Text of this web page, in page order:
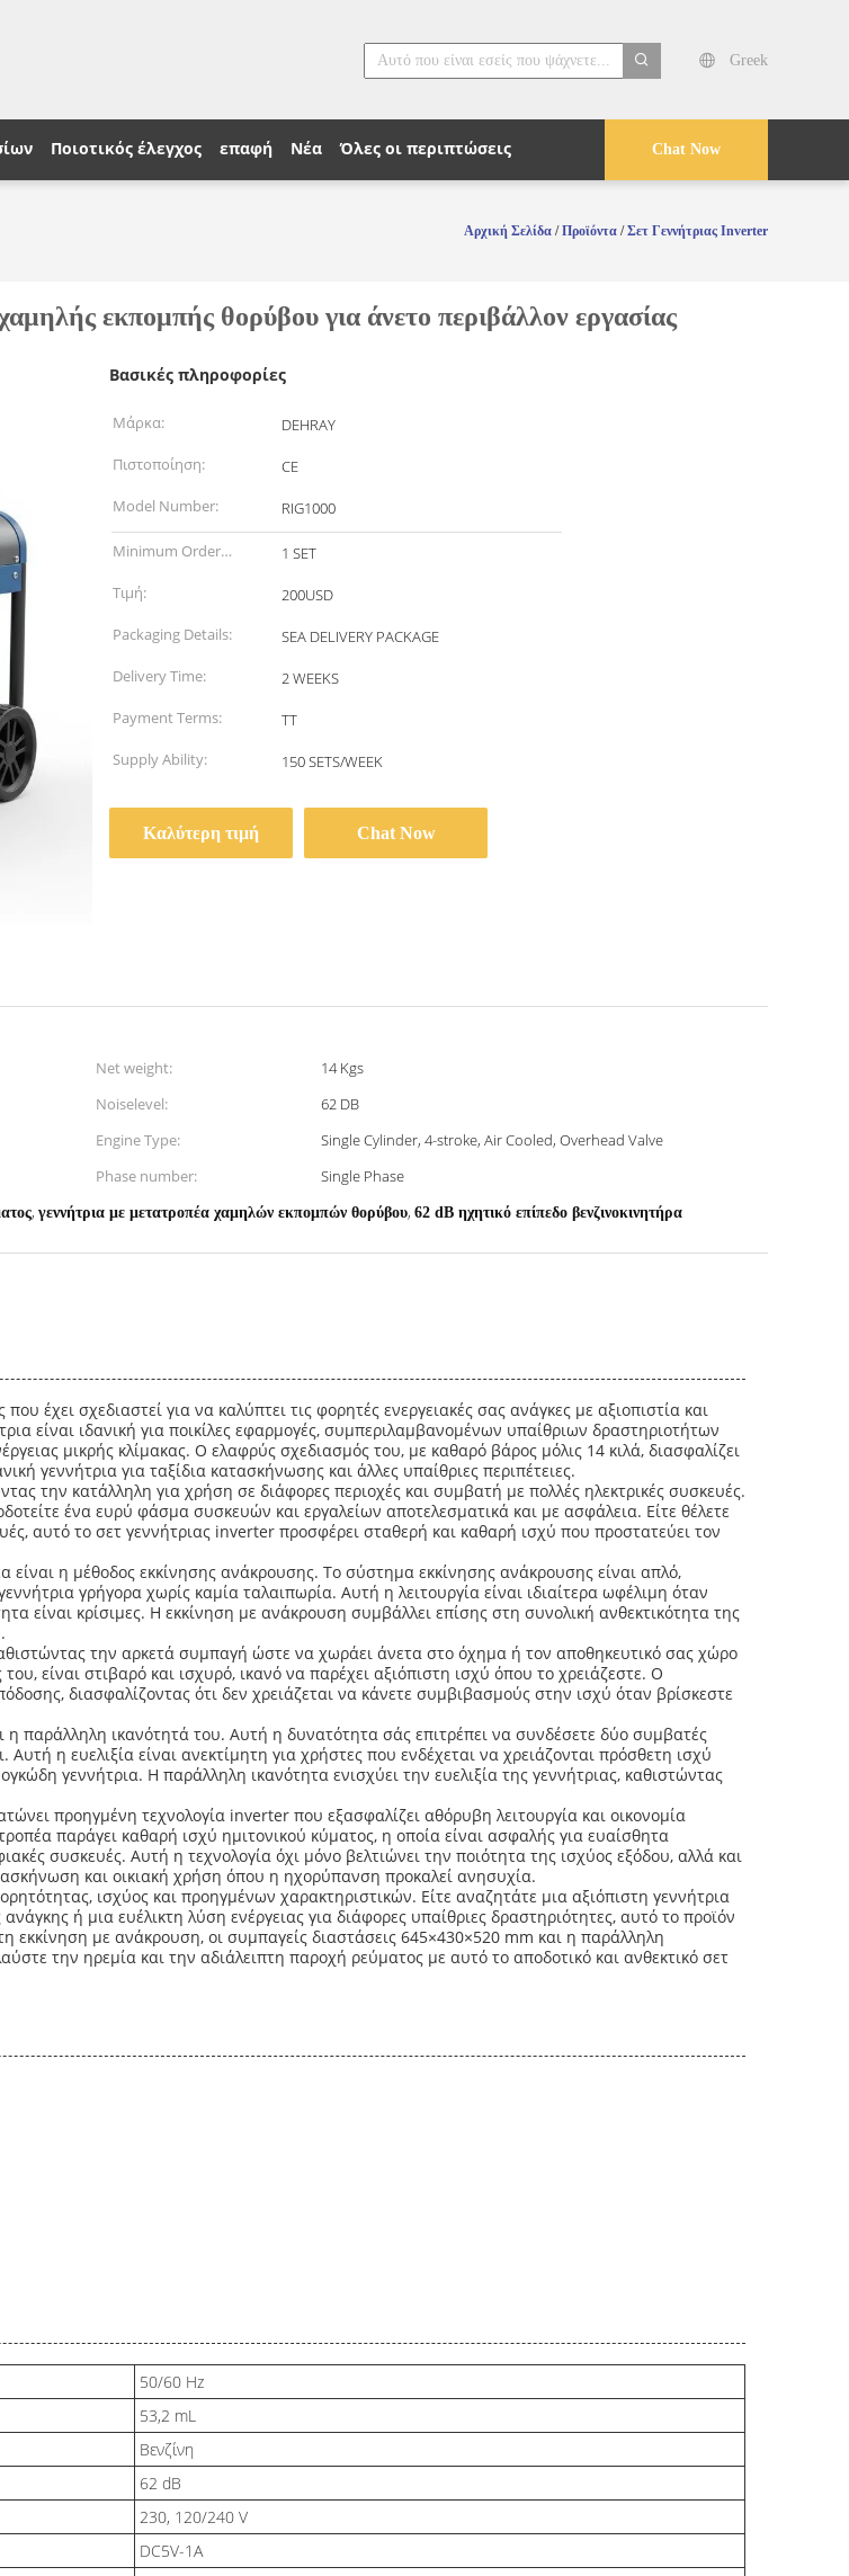
Greek
Chat Now
Ποιοτικός έλεγχος επαφή Νέα Όλες οι περιπτώσεις
Αρχική Σελίδα /Προϊόντα /Σετ Γεννήτριας Inverter
εκπομπής θορύβου για άνετο περιβάλλον εργασίας
Βασικές πληροφορίες
Μάρκα:
DEHRAY
Πιστοποίηση:
CE
Model Number:
RIG1000
Minimum Order
Quantity:
1 SET
Τιμή:
200USD
Packaging Details:
SEA DELIVERY PACKAGE
Delivery Time:
2 WEEKS
Payment Terms:
TT
Supply Ability:
150 SETS/WEEK
Καλύτερη τιμή Chat Now
Net weight:
14 Kgs
Noiselevel:
62 DB
Engine Type:
Single Cylinder, 4-stroke, Air Cooled, Overhead Valve
Phase number:
Single Phase
, γεννήτρια με μετατροπέα χαμηλών εκπομπών θορύβου, 62 dB ηχητικό επίπεδο βενζινοκινητήρα
έχει σχεδιαστεί για να καλύπτει τις φορητές ενεργειακές σας ανάγκες με αξιοπιστία και
είναι ιδανική για ποικίλες εφαρμογές, συμπεριλαμβανομένων υπαίθριων δραστηριοτήτων
μικρής κλίμακας. Ο ελαφρύς σχεδιασμός του, με καθαρό βάρος μόλις 14 κιλά, διασφαλίζει
γεννήτρια για ταξίδια κατασκήνωσης και άλλες υπαίθριες περιπέτειες.
την κατάλληλη για χρήση σε διάφορες περιοχές και συμβατή με πολλές ηλεκτρικές συσκευές.
ένα ευρύ φάσμα συσκευών και εργαλείων αποτελεσματικά και με ασφάλεια. Είτε θέλετε
αυτό το σετ γεννήτριας inverter προσφέρει σταθερή και καθαρή ισχύ που προστατεύει τον
η μέθοδος εκκίνησης ανάκρουσης. Το σύστημα εκκίνησης ανάκρουσης είναι απλό,
γρήγορα χωρίς καμία ταλαιπωρία. Αυτή η λειτουργία είναι ιδιαίτερα ωφέλιμη όταν
είναι κρίσιμες. Η εκκίνηση με ανάκρουση συμβάλλει επίσης στη συνολική ανθεκτικότητα της
την αρκετά συμπαγή ώστε να χωράει άνετα στο όχημα ή τον αποθηκευτικό σας χώρο
είναι στιβαρό και ισχυρό, ικανό να παρέχει αξιόπιστη ισχύ όπου το χρειάζεστε. Ο
διασφαλίζοντας ότι δεν χρειάζεται να κάνετε συμβιβασμούς στην ισχύ όταν βρίσκεστε
παράλληλη ικανότητά του. Αυτή η δυνατότητα σάς επιτρέπει να συνδέσετε δύο συμβατές
η ευελιξία είναι ανεκτίμητη για χρήστες που ενδέχεται να χρειάζονται πρόσθετη ισχύ
γεννήτρια. Η παράλληλη ικανότητα ενισχύει την ευελιξία της γεννήτριας, καθιστώντας
προηγμένη τεχνολογία inverter που εξασφαλίζει αθόρυβη λειτουργία και οικονομία
παράγει καθαρή ισχύ ημιτονικού κύματος, η οποία είναι ασφαλής για ευαίσθητα
συσκευές. Αυτή η τεχνολογία όχι μόνο βελτιώνει την ποιότητα της ισχύος εξόδου, αλλά και
και οικιακή χρήση όπου η ηχορύπανση προκαλεί ανησυχία.
ισχύος και προηγμένων χαρακτηριστικών. Είτε αναζητάτε μια αξιόπιστη γεννήτρια
ή μια ευέλικτη λύση ενέργειας για διάφορες υπαίθριες δραστηριότητες, αυτό το προϊόν
εκκίνηση με ανάκρουση, οι συμπαγείς διαστάσεις 645×430×520 mm και η παράλληλη
την ηρεμία και την αδιάλειπτη παροχή ρεύματος με αυτό το αποδοτικό και ανθεκτικό σετ
50/60 Hz
53,2 mL
Βενζίνη
62 dB
230, 120/240 V
DC5V-1A